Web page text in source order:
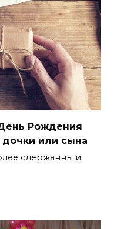
Рождения
дочки или сына
сдержанны и